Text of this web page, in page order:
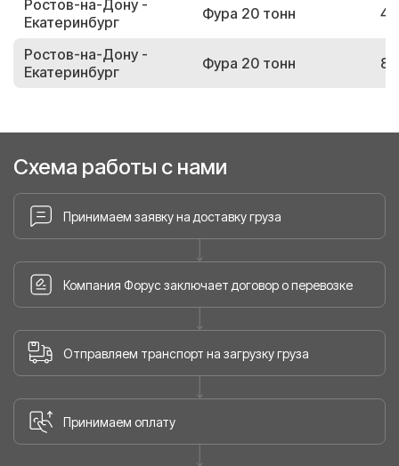
Ростов-на-Дону -
Екатеринбург
Фура 20 тонн
Ростов-на-Дону -
Екатеринбург
Фура 20 тонн
Схема работы с нами
Принимаем заявку на доставку груза
Компания Форус заключает договор о перевозке
Отправляем транспорт на загрузку груза
Принимаем оплату